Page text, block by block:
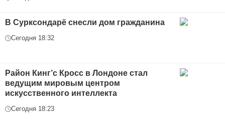
В Сурксондарё снесли дом гражданина
Сегодня 18:32
Район Кинг’с Кросс в Лондоне стал
ведущим мировым центром
искусственного интеллекта
Сегодня 18:23